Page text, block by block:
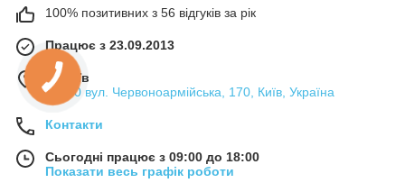
100% позитивних з 56 відгуків за рік
Працює з 23.09.2013
м. Київ
09440 вул. Червоноармійська, 170, Київ, Україна
Контакти
Сьогодні працює з 09:00 до 18:00
Показати весь графік роботи